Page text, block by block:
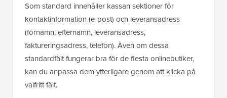
Som standard innehåller kassan sektioner för
kontaktinformation (e-post) och leveransadress
(förnamn, efternamn, leveransadress,
faktureringsadress, telefon). Även om dessa
standardfält fungerar bra för de flesta onlinebutiker,
kan du anpassa dem ytterligare genom att klicka på
valfritt fält.